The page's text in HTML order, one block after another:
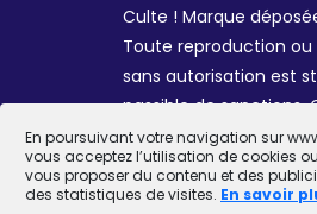
En poursuivant votre navigation sur
vous acceptez l’utilisation de cookies
vous proposer du contenu et des
des statistiques de visites. En savoir
Culte ! Marque
Toute reproduction
sans autorisation est
passible de sanctions.
Sophie R. et Céline